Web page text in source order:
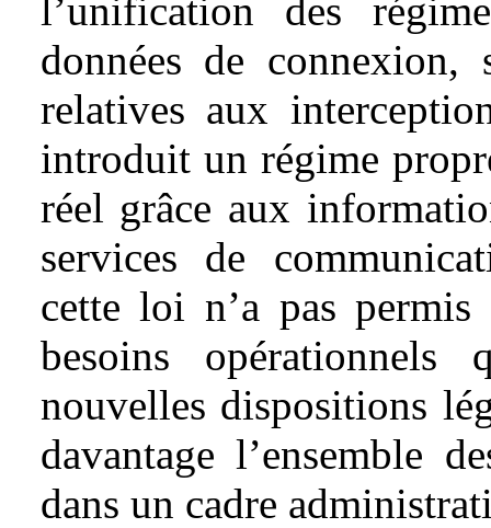
l’unification des
données de
relatives aux
introduit un régime
réel grâce aux
services de
cette loi n’a pas permis
besoins opérationnels
nouvelles dispositions
davantage l’ensemble
dans un cadre